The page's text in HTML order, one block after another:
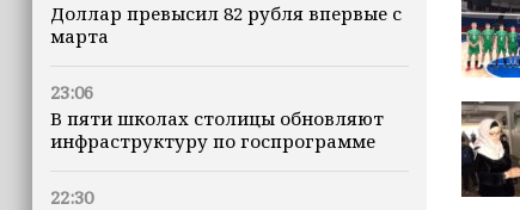
Доллар превысил 82 рубля впервые с
марта
23:06
В пяти школах столицы обновляют
инфраструктуру по госпрограмме
22:30